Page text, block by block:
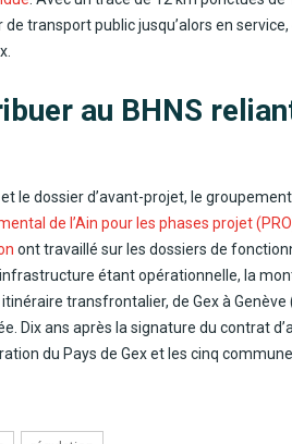
transport public jusqu’alors en
au BHNS
le dossier d’avant-projet, le
de l’Ain pour les phases projet
ont travaillé sur les dossiers de
étant opérationnelle, la
transfrontalier, de Gex à Genève
Dix ans après la signature du contrat
du Pays de Gex et les cinq